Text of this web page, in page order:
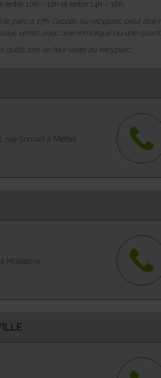
DINANT
EGHEZEE
FOSSES-LA-VILLE
FROIDCHAPELLE
HASTIERE
10h – 12h et entre 14h – 16h.
parc à 17h: l’accès au recyparc peut
venez avec une remorque ou une
outils lors de leur visite au recyparc.
rue Somtet à Mettet
Morialmé